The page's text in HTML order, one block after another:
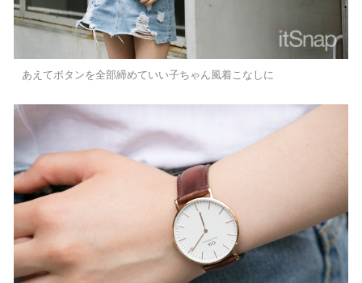
あえてボタンを全部締めていい子ちゃん風着こなしに